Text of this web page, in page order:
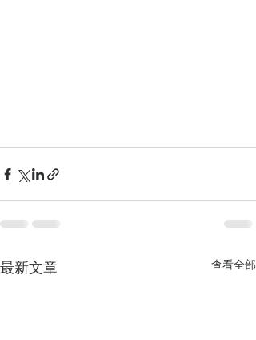
最新文章 查看全部